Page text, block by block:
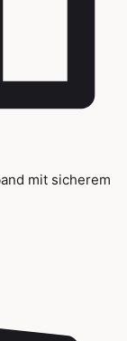
mit sicherem